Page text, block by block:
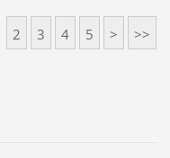
2 3 4 5 > >>